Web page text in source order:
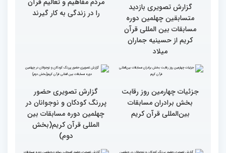
گزارش تصویری حضور
مهمانان در غرفه های
نمایشگاهی چهلمین دوره
مسابقات بین المللی قران
کریم(بخش دوم)
گزارش تصویری حضور
گزارش تصویری بازدید
متسابقین چهلمین دوره
مسابقات بین المللی قرآن
مردم مفاهیم و تعالیم قرآن
را در زندگی به کار گیرند